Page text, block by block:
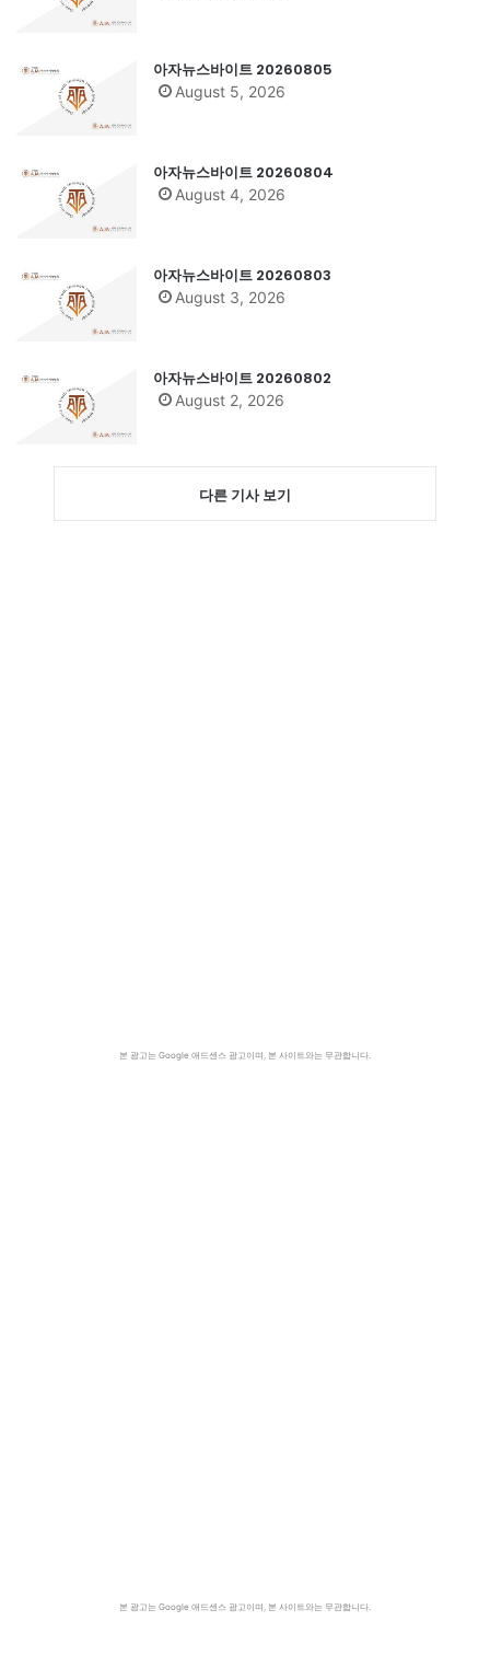
아자뉴스바이트 20260805
August 5, 2026
아자뉴스바이트 20260804
August 4, 2026
아자뉴스바이트 20260803
August 3, 2026
아자뉴스바이트 20260802
August 2, 2026
다른 기사 보기
본 광고는 Google 애드센스 광고이며, 본 사이트와는 무관합니다.
본 광고는 Google 애드센스 광고이며, 본 사이트와는 무관합니다.